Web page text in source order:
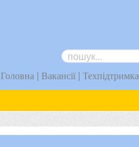
Головна | Вакансії| Техпідтримка